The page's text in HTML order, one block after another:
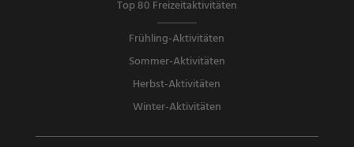
Top 80 Freizeitaktivitäten
Frühling-Aktivitäten
Sommer-Aktivitäten
Herbst-Aktivitäten
Winter-Aktivitäten